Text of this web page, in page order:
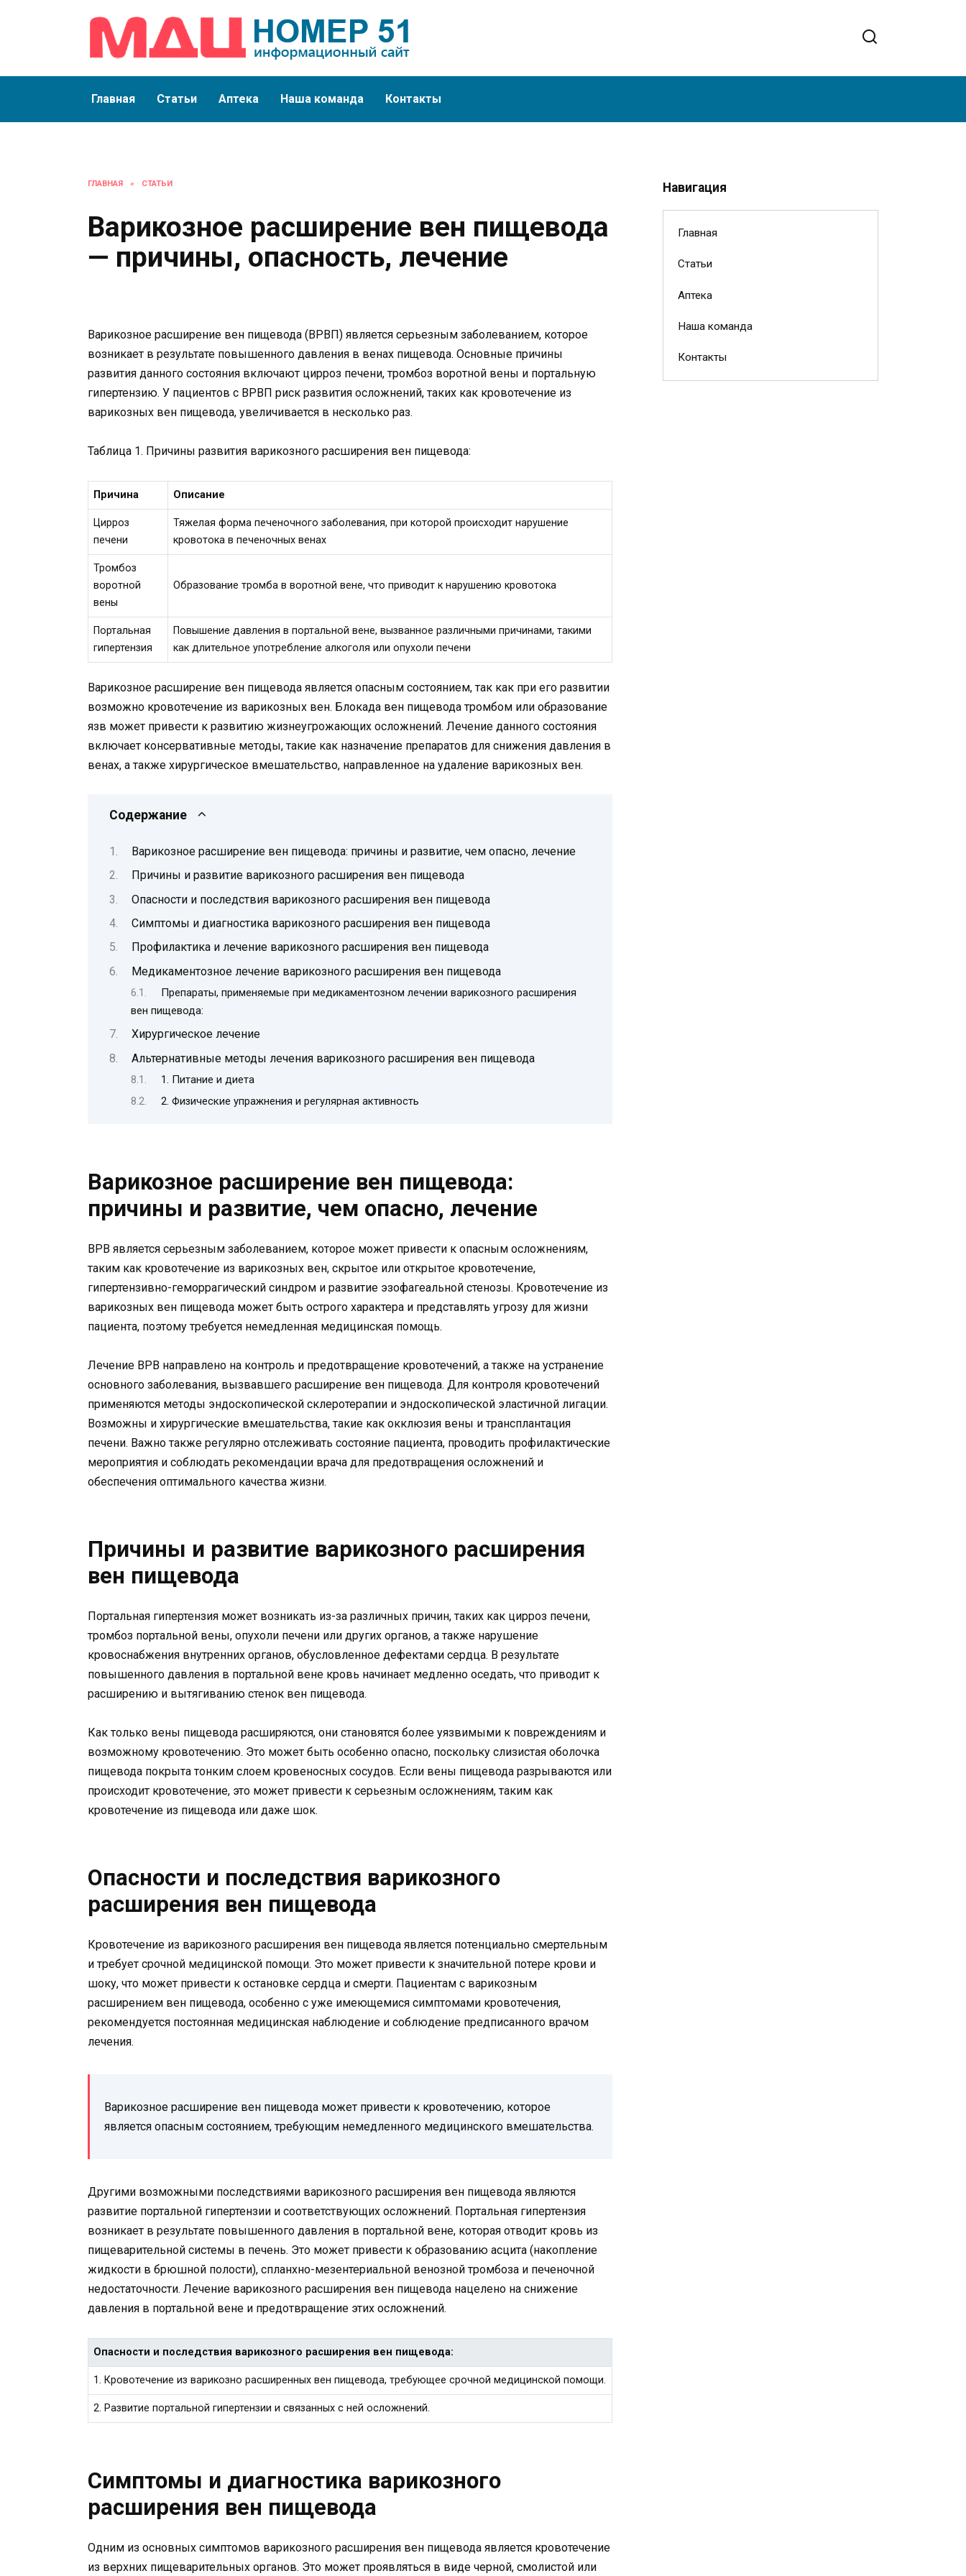
Главная Статьи Аптека Наша команда Контакты
ГЛАВНАЯ » СТАТЬИ
Варикозное расширение вен пищевода
— причины, опасность, лечение
Варикозное расширение вен пищевода (ВРВП) является серьезным заболеванием, которое
возникает в результате повышенного давления в венах пищевода. Основные причины
развития данного состояния включают цирроз печени, тромбоз воротной вены и портальную
гипертензию. У пациентов с ВРВП риск развития осложнений, таких как кровотечение из
варикозных вен пищевода, увеличивается в несколько раз.
Таблица 1. Причины развития варикозного расширения вен пищевода:
Причина Описание
Цирроз
печени
Тяжелая форма печеночного заболевания, при которой происходит нарушение
кровотока в печеночных венах
Тромбоз
воротной
вены
Образование тромба в воротной вене, что приводит к нарушению кровотока
Портальная
гипертензия
Повышение давления в портальной вене, вызванное различными причинами, такими
как длительное употребление алкоголя или опухоли печени
Варикозное расширение вен пищевода является опасным состоянием, так как при его развитии
возможно кровотечение из варикозных вен. Блокада вен пищевода тромбом или образование
язв может привести к развитию жизнеугрожающих осложнений. Лечение данного состояния
включает консервативные методы, такие как назначение препаратов для снижения давления в
венах, а также хирургическое вмешательство, направленное на удаление варикозных вен.
Содержание
Варикозное расширение вен пищевода: причины и развитие, чем опасно, лечение
Причины и развитие варикозного расширения вен пищевода
Опасности и последствия варикозного расширения вен пищевода
Симптомы и диагностика варикозного расширения вен пищевода
Профилактика и лечение варикозного расширения вен пищевода
Медикаментозное лечение варикозного расширения вен пищевода
Препараты, применяемые при медикаментозном лечении варикозного расширения
вен пищевода:
Хирургическое лечение
Альтернативные методы лечения варикозного расширения вен пищевода
1. Питание и диета
2. Физические упражнения и регулярная активность
Варикозное расширение вен пищевода:
причины и развитие, чем опасно, лечение
ВРВ является серьезным заболеванием, которое может привести к опасным осложнениям,
таким как кровотечение из варикозных вен, скрытое или открытое кровотечение,
гипертензивно-геморрагический синдром и развитие эзофагеальной стенозы. Кровотечение из
варикозных вен пищевода может быть острого характера и представлять угрозу для жизни
пациента, поэтому требуется немедленная медицинская помощь.
Лечение ВРВ направлено на контроль и предотвращение кровотечений, а также на устранение
основного заболевания, вызвавшего расширение вен пищевода. Для контроля кровотечений
применяются методы эндоскопической склеротерапии и эндоскопической эластичной лигации.
Возможны и хирургические вмешательства, такие как окклюзия вены и трансплантация
печени. Важно также регулярно отслеживать состояние пациента, проводить профилактические
мероприятия и соблюдать рекомендации врача для предотвращения осложнений и
обеспечения оптимального качества жизни.
Причины и развитие варикозного расширения
вен пищевода
Портальная гипертензия может возникать из-за различных причин, таких как цирроз печени,
тромбоз портальной вены, опухоли печени или других органов, а также нарушение
кровоснабжения внутренних органов, обусловленное дефектами сердца. В результате
повышенного давления в портальной вене кровь начинает медленно оседать, что приводит к
расширению и вытягиванию стенок вен пищевода.
Как только вены пищевода расширяются, они становятся более уязвимыми к повреждениям и
возможному кровотечению. Это может быть особенно опасно, поскольку слизистая оболочка
пищевода покрыта тонким слоем кровеносных сосудов. Если вены пищевода разрываются или
происходит кровотечение, это может привести к серьезным осложнениям, таким как
кровотечение из пищевода или даже шок.
Опасности и последствия варикозного
расширения вен пищевода
Кровотечение из варикозного расширения вен пищевода является потенциально смертельным
и требует срочной медицинской помощи. Это может привести к значительной потере крови и
шоку, что может привести к остановке сердца и смерти. Пациентам с варикозным
расширением вен пищевода, особенно с уже имеющемися симптомами кровотечения,
рекомендуется постоянная медицинская наблюдение и соблюдение предписанного врачом
лечения.
Варикозное расширение вен пищевода может привести к кровотечению, которое
является опасным состоянием, требующим немедленного медицинского вмешательства.
Другими возможными последствиями варикозного расширения вен пищевода являются
развитие портальной гипертензии и соответствующих осложнений. Портальная гипертензия
возникает в результате повышенного давления в портальной вене, которая отводит кровь из
пищеварительной системы в печень. Это может привести к образованию асцита (накопление
жидкости в брюшной полости), спланхно-мезентериальной венозной тромбоза и печеночной
недостаточности. Лечение варикозного расширения вен пищевода нацелено на снижение
давления в портальной вене и предотвращение этих осложнений.
Опасности и последствия варикозного расширения вен пищевода:
1. Кровотечение из варикозно расширенных вен пищевода, требующее срочной медицинской помощи.
2. Развитие портальной гипертензии и связанных с ней осложнений.
Симптомы и диагностика варикозного
расширения вен пищевода
Одним из основных симптомов варикозного расширения вен пищевода является кровотечение
из верхних пищеварительных органов. Это может проявляться в виде черной, смолистой или
Навигация
Главная
Статьи
Аптека
Наша команда
Контакты